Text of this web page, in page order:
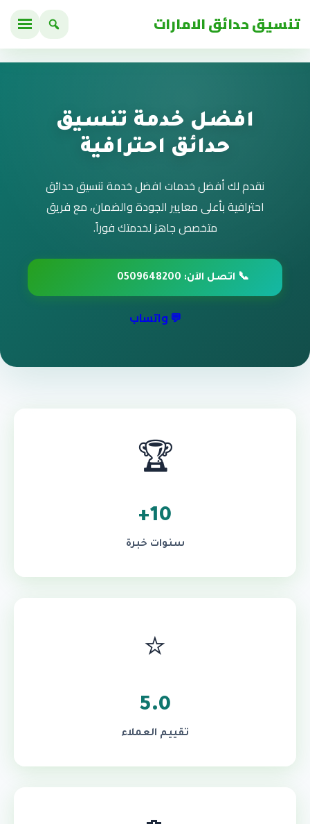
تنسيق حدائق الامارات
افضل خدمة تنسيق
حدائق احترافية
نقدم لك أفضل خدمات افضل خدمة تنسيق حدائق
احترافية بأعلى معايير الجودة والضمان، مع فريق
متخصص جاهز لخدمتك فوراً.
📞 اتصل الآن: 0509648200
💬 واتساب
🏆
10+
سنوات خبرة
⭐
5.0
تقييم العملاء